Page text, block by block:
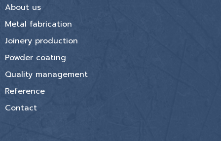
About us
Metal fabrication
Joinery production
Powder coating
Quality management
Reference
Contact